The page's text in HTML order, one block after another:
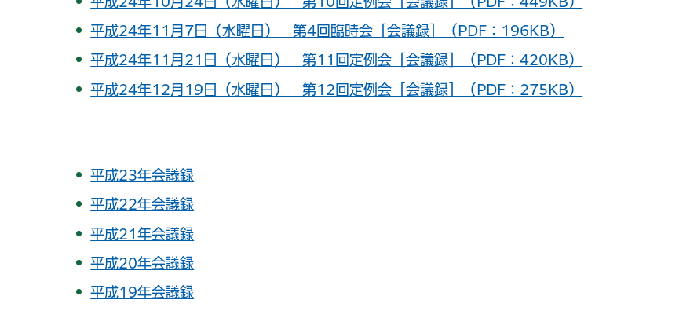
平成24年11月7日（水曜日） 第4回臨時会［会議録］（PDF：196KB）
平成24年11月21日（水曜日） 第11回定例会［会議録］（PDF：420KB）
平成24年12月19日（水曜日） 第12回定例会［会議録］（PDF：275KB）
平成23年会議録
平成22年会議録
平成21年会議録
平成20年会議録
平成19年会議録